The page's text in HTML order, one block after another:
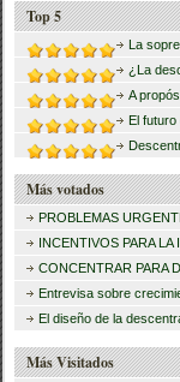
Top 5
La
¿La
A
El
Más votados
PROBLEMAS
INCENTIVOS PARA
CONCENTRAR PARA
Entrevisa sobre
El diseño de la
Más Visitados